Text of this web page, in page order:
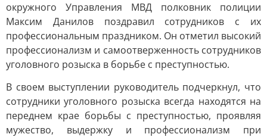
окружного Управления МВД полковник полиции
Максим Данилов поздравил сотрудников с их
профессиональным праздником. Он отметил высокий
профессионализм и самоотверженность сотрудников
уголовного розыска в борьбе с преступностью.
В своем выступлении руководитель подчеркнул, что
сотрудники уголовного розыска всегда находятся на
переднем крае борьбы с преступностью, проявляя
мужество, выдержку и профессионализм при